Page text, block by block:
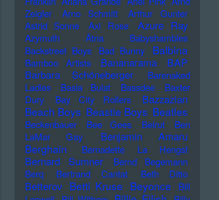
Zeigler
Arno Schmitt
Arthur Gunter
Astrid Sonne
Axl Rose Azure Ray
Azymuth Ätna
Babyshambles
Backstreet Boys
Bad Bunny Balbina
Bamboo Artists Bananarama
BAP
Barbara Schöneberger
Barenaked
Ladies
Basia Bulat Bassdee
Baxter
Dury
Bay City Rollers Bazzazian
Beach Boys Beastie Boys Beatles
Beckenbauer Bee Gees Beirut
Ben
LaMar Gay
Benjamin Amaru
Berghain Bernadette La Hengst
Bernard Sumner
Bernd Begemann
Berq
Bertrand Cantat Beth Ditto
Betterov Betti Kruse Beyonce
Bill